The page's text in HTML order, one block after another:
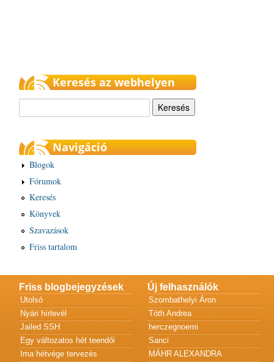
Keresés az webhelyen
Navigáció
Blogok
Fórumok
Keresés
Könyvek
Szavazások
Friss tartalom
Friss blogbejegyzések
Utolsó
Nyári hírlevél
Jailed SSH
Egy változatos hét teendői
Ima hétvége tervezés
Új felhasználók
Szombathelyi Áron
Tóth Andrea
herczegnoemi
Sanci
MÁHR ALEXANDRA